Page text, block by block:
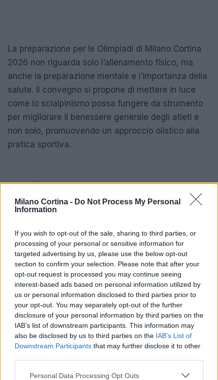
Milano Cortina - Do Not Process My Personal
Information
If you wish to opt-out of the sale, sharing to third parties, or
processing of your personal or sensitive information for
targeted advertising by us, please use the below opt-out
section to confirm your selection. Please note that after your
opt-out request is processed you may continue seeing
interest-based ads based on personal information utilized by
us or personal information disclosed to third parties prior to
your opt-out. You may separately opt-out of the further
disclosure of your personal information by third parties on the
IAB’s list of downstream participants. This information may
also be disclosed by us to third parties on the IAB’s List of
Downstream Participants that may further disclose it to other
Please note that this website/app uses one or more Google
Personal Data Processing Opt Outs
La preparazione per le Olimpiadi di Milano Cortina
2026 non riguarda solo l’allenamento fisico, ma
anche la preparazione mentale e l’importanza della
salute. Il convegno si propone di mettere in luce
come lo scialpinismo possa fungere da strumento
per migliorare il benessere generale degli atleti e
non solo, promuovendo un approccio olistico alla
pratica sportiva.
AUTORE